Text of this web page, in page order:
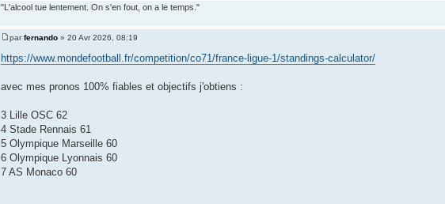
"L'alcool tue lentement. On s'en fout, on a le temps."
parfernando» 20 Avr 2026, 08:19
https://www.mondefootball.fr/competition/co71/france-ligue-1/standings-calculator/
avec mes pronos 100% fiables et objectifs j'obtiens :
3 Lille OSC 62
4 Stade Rennais 61
5 Olympique Marseille 60
6 Olympique Lyonnais 60
7 AS Monaco 60